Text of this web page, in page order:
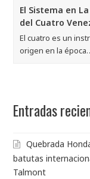
El Sistema en
del Cuatro
El cuatro es un
origen en la
Entradas
Quebrada
batutas
Talmont